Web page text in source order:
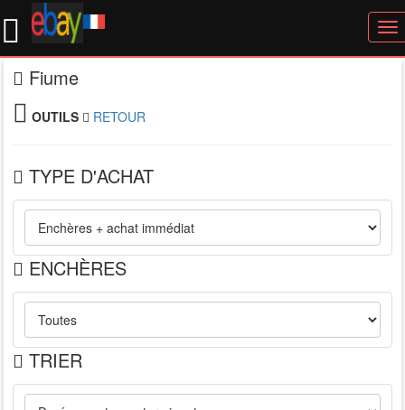
Fiume
OUTILS RETOUR
TYPE D'ACHAT
ENCHÈRES
TRIER